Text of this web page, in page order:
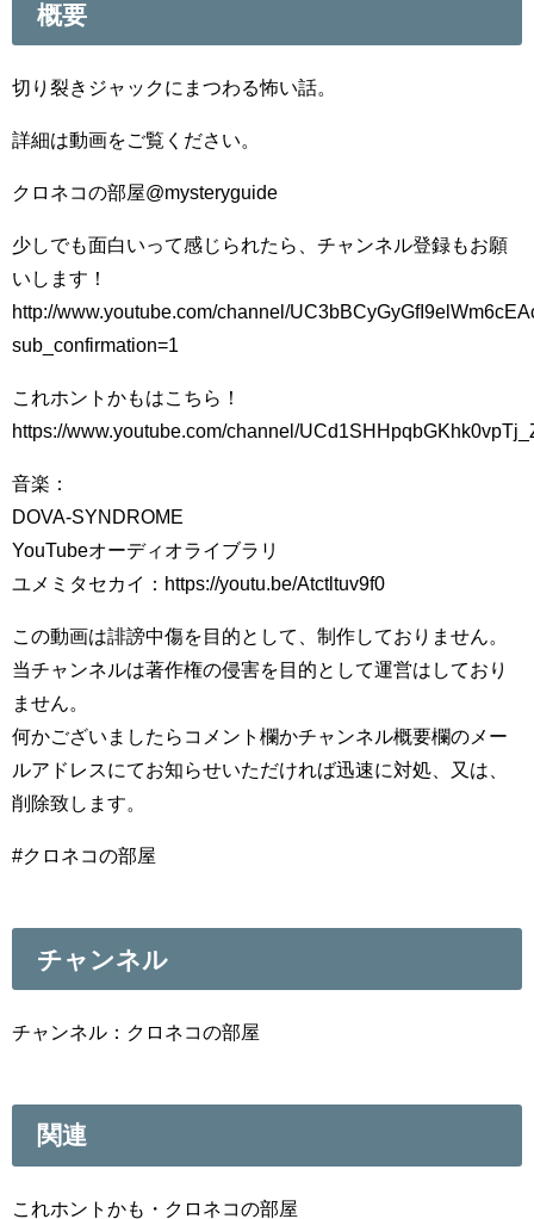
概要
切り裂きジャックにまつわる怖い話。
詳細は動画をご覧ください。
クロネコの部屋@mysteryguide
少しでも面白いって感じられたら、チャンネル登録もお願
いします！
http://www.youtube.com/channel/
sub_confirmation=1
これホントかもはこちら！
https://www.youtube.com/channel/
音楽：
DOVA-SYNDROME
YouTubeオーディオライブラリ
ユメミタセカイ：https://youtu.be/Atctltuv9f0
この動画は誹謗中傷を目的として、制作しておりません。
当チャンネルは著作権の侵害を目的として運営はしており
ません。
何かございましたらコメント欄かチャンネル概要欄のメー
ルアドレスにてお知らせいただければ迅速に対処、又は、
削除致します。
#クロネコの部屋
チャンネル
チャンネル：クロネコの部屋
関連
これホントかも・クロネコの部屋